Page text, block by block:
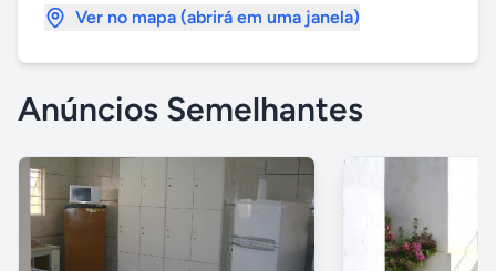
Ver no mapa (abrirá em uma janela)
Anúncios Semelhantes